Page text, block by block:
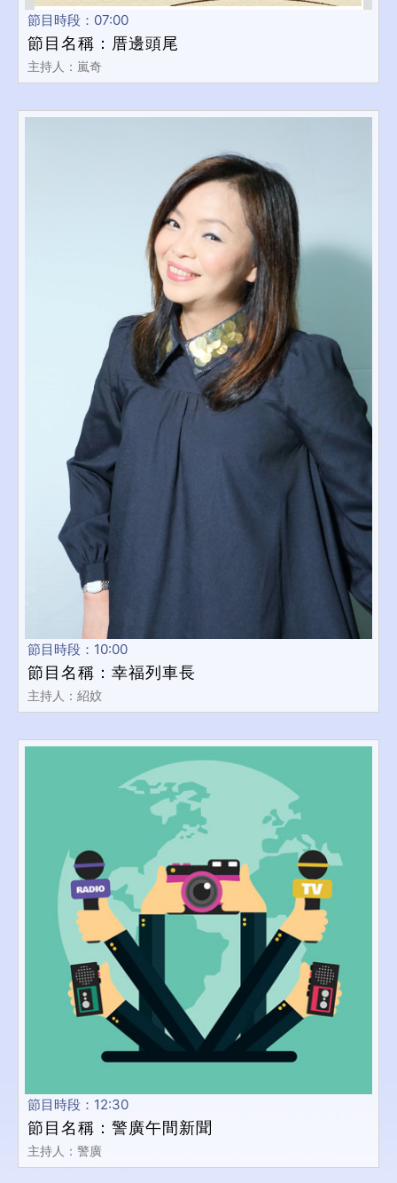
節目時段：07:00
節目名稱：厝邊頭尾
主持人：嵐奇
節目時段：10:00
節目名稱：幸福列車長
主持人：紹妏
節目時段：12:30
節目名稱：警廣午間新聞
主持人：警廣